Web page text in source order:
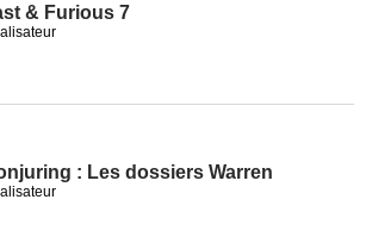
& Furious 7
: Les dossiers Warren